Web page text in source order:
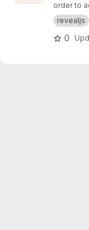
order to
revealjs
0